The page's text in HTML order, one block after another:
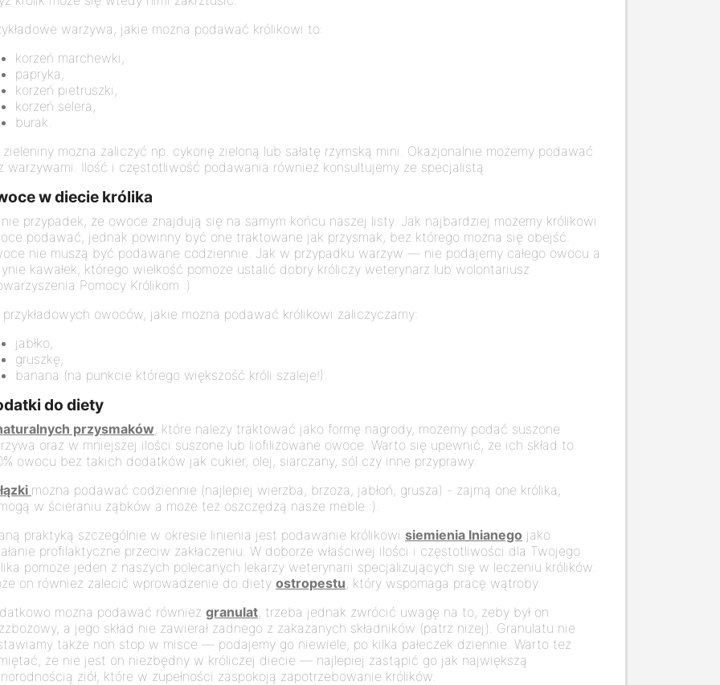
warzywa, jakie można podawać królikowi to:
korzeń marchewki,
papryka,
korzeń pietruszki,
korzeń selera,
burak.
zieleniny można zaliczyć np. cykorię zieloną lub sałatę rzymską mini. Okazjonalnie możemy podawać
warzywami. Ilość i częstotliwość podawania również konsultujemy ze specjalistą.
w diecie królika
nie przypadek, że owoce znajdują się na samym końcu naszej listy. Jak najbardziej możemy królikowi
podawać, jednak powinny być one traktowane jak przysmak, bez którego można się obejść.
nie muszą być podawane codziennie. Jak w przypadku warzyw — nie podajemy całego owocu a
kawałek, którego wielkość pomoże ustalić dobry króliczy weterynarz lub wolontariusz
Pomocy Królikom :)
przykładowych owoców, jakie można podawać królikowi zaliczyczamy:
jabłko,
gruszkę,
banana (na punkcie którego większość króli szaleje!).
do diety
przysmaków, które należy traktować jako formę nagrody, możemy podać suszone
oraz w mniejszej ilości suszone lub liofilizowane owoce. Warto się upewnić, że ich skład to
owocu bez takich dodatków jak cukier, olej, siarczany, sól czy inne przyprawy.
można podawać codziennie (najlepiej wierzba, brzoza, jabłoń, grusza) - zajmą one królika,
w ścieraniu ząbków a może też oszczędzą nasze meble :).
praktyką szczególnie w okresie linienia jest podawanie królikowi siemienia lnianego jako
profilaktyczne przeciw zakłaczeniu. W doborze właściwej ilości i częstotliwości dla Twojego
pomoże jeden z naszych polecanych lekarzy weterynarii specjalizujących się w leczeniu królików.
on również zalecić wprowadzenie do diety ostropestu, który wspomaga pracę wątroby.
można podawać również granulat, trzeba jednak zwrócić uwagę na to, żeby był on
a jego skład nie zawierał żadnego z zakazanych składników (patrz niżej). Granulatu nie
także non stop w misce — podajemy go niewiele, po kilka pałeczek dziennie. Warto też
że nie jest on niezbędny w króliczej diecie — najlepiej zastąpić go jak największą
ziół, które w zupełności zaspokoją zapotrzebowanie królików.